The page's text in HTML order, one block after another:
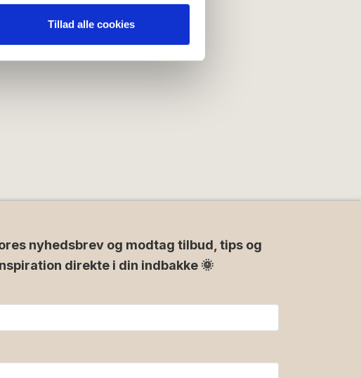
medier og til at analysere
inden for sociale medier,
Tillad alle cookies
nyhedsbrev og modtag tilbud, tips og
direkte i din indbakke 🌞